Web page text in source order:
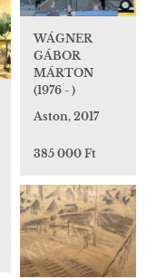
WÁGNER
GÁBOR
MÁRTON
(1976 - )
Aston, 2017
385 000 Ft